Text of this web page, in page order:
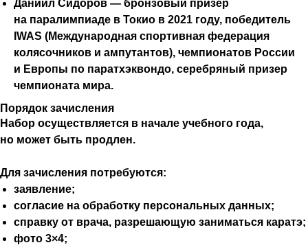
Даниил Сидоров — бронзовый призер
на паралимпиаде в Токио в 2021 году, победитель
IWAS (Международная спортивная федерация
колясочников и ампутантов), чемпионатов России
и Европы по паратхэквондо, серебряный призер
чемпионата мира.
Порядок зачисления
Набор осуществляется в начале учебного года,
но может быть продлен.
Для зачисления потребуются:
заявление;
согласие на обработку персональных данных;
справку от врача, разрешающую заниматься каратэ;
фото 3×4;